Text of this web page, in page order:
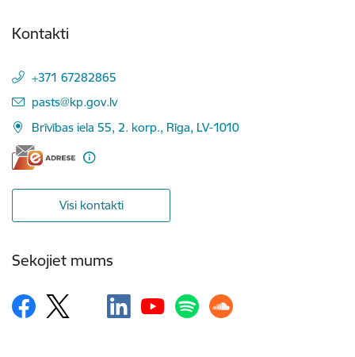
Kontakti
+371 67282865
E-pasts:
pasts@kp.gov.lv
Brīvības iela 55, 2. korp., Rīga, LV-1010
Visi kontakti
Sekojiet mums